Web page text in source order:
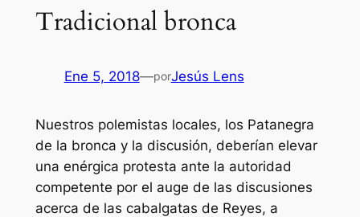
Tradicional bronca
Ene 5, 2018—porJesús Lens
Nuestros polemistas locales, los Patanegra
de la bronca y la discusión, deberían elevar
una enérgica protesta ante la autoridad
competente por el auge de las discusiones
acerca de las cabalgatas de Reyes, a